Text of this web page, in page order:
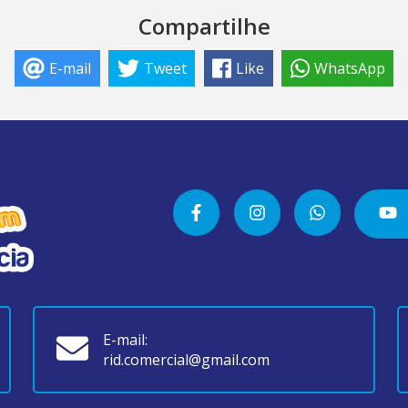
Compartilhe
E-mail Tweet Like WhatsApp
E-mail:
rid.comercial@gmail.com